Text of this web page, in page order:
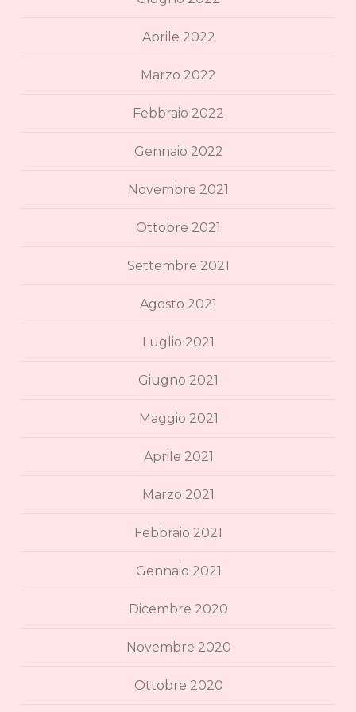
Aprile 2022
Marzo 2022
Febbraio 2022
Gennaio 2022
Novembre 2021
Ottobre 2021
Settembre 2021
Agosto 2021
Luglio 2021
Giugno 2021
Maggio 2021
Aprile 2021
Marzo 2021
Febbraio 2021
Gennaio 2021
Dicembre 2020
Novembre 2020
Ottobre 2020